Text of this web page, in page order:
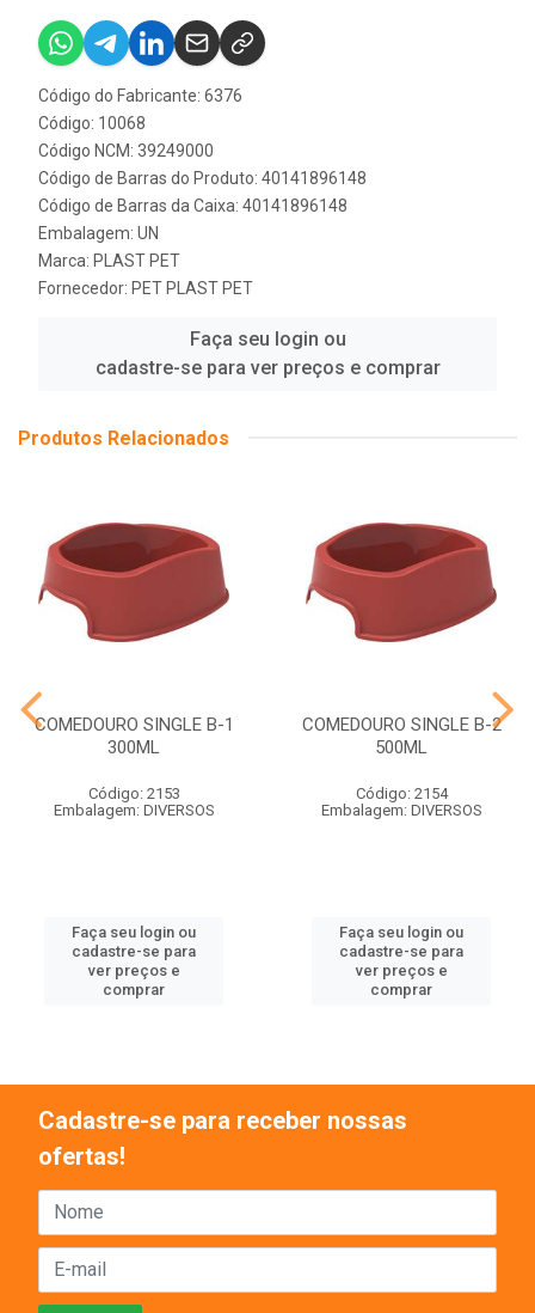
Código do Fabricante: 6376
Código: 10068
Código NCM: 39249000
Código de Barras do Produto: 40141896148
Código de Barras da Caixa: 40141896148
Embalagem: UN
Marca: PLAST PET
Fornecedor: PET PLAST PET
Faça seu login ou
cadastre-se para ver preços e comprar
Produtos Relacionados
COMEDOURO SINGLE B-1
300ML
Código: 2153
Embalagem: DIVERSOS
Faça seu login ou
cadastre-se para
ver preços e
comprar
COMEDOURO SINGLE B-2
500ML
Código: 2154
Embalagem: DIVERSOS
Faça seu login ou
cadastre-se para
ver preços e
comprar
Cadastre-se para receber nossas
ofertas!